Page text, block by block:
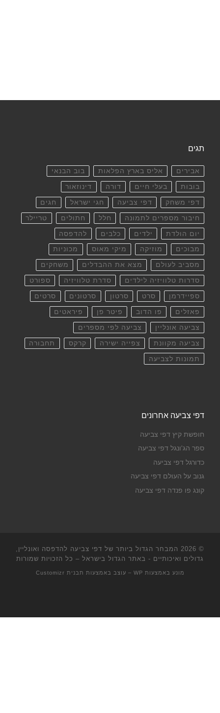
תגים
אבירים אליס בארץ הפלאות בוב הבנאי
בובות בעלי חיים דורה דינוזאור
דפי משחק דפי צביעה חגי ישראל חגים
חיבור מספרים לתמונה חלל חתולים טריילר
יום הולדת ילדים כלבים להדפסה
מבוכים מוזיקה מיקי מאוס מכוניות
מסביב לעולם מצא את ההבדלים משחקים
סדרות טלוויזיה לילדים סדרת טלוויזיה ספורט
ספיידרמן סרט סרטון סרטונים סרטים
פאזלים פו הדוב פיטר פן פיראטים
צביעה אונליין צביעה לפי מספרים
צביעה מקוונת צפייה ישירה קרקס תחבורה
תמונות לצביעה
דפי צביעה אחרונים
חופשת קיץ דפי צביעה
ספר הג'ונגל דפי צביעה
כדורגל דפי צביעה
גנוב על העולם דפי צביעה
קונג פו פנדה דפי צביעה
© 2026
המבחר הגדול ביותר של דפי צביעה להדפסה ואונליין,
גדולים ואיכותיים - באתר הגדול בישראל – כל הזכויות שמורות
מונע באמצעות WP – עוצב באמצעות תבנית Customizr